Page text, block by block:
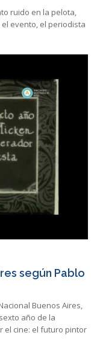
ruido en la pelota,
el evento, el periodista
según Pablo
Buenos Aires,
año de la
el cine: el futuro pintor